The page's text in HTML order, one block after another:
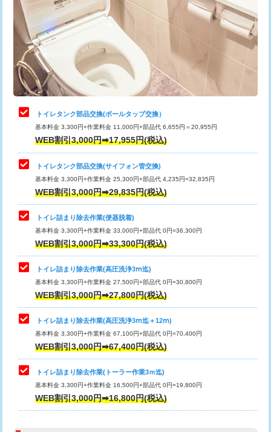
トイレタンク部品交換(ボールタップ交換）
基本料金 3,300円+作業料金 11,000円+部品代 6,655円＝20,955円
WEB割引3,000円➡17,955円(税込)
トイレタンク部品交換(サイフォン管交換)
基本料金 3,300円+作業料金 25,300円+部品代 4,235円=32,835円
WEB割引3,000円➡29,835円(税込)
トイレ詰まり除去作業(便器脱着)
基本料金 3,300円+作業料金 33,000円+部品代 0円=36,300円
WEB割引3,000円➡33,300円(税込)
トイレ詰まり除去作業(高圧洗浄3ⅿ迄)
基本料金 3,300円+作業料金 27,500円+部品代 0円=30,800円
WEB割引3,000円➡27,800円(税込)
トイレ詰まり除去作業(高圧洗浄3ⅿ迄＋12ⅿ)
基本料金 3,300円+作業料金 67,100円+部品代 0円=70,400円
WEB割引3,000円➡67,400円(税込)
トイレ詰まり除去作業(トーラー作業3ｍ迄)
基本料金 3,300円+作業料金 16,500円+部品代 0円=19,800円
WEB割引3,000円➡16,800円(税込)